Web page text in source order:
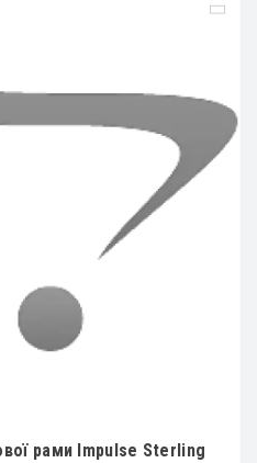
рами Impulse Sterling